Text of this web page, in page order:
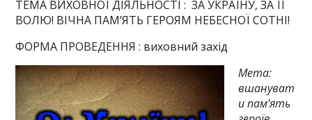
ТЕМА ВИХОВНОЇ ДІЯЛЬНОСТІ : ЗА УКРАЇНУ, ЗА ЇЇ
ВОЛЮ! ВІЧНА ПАМ’ЯТЬ ГЕРОЯМ НЕБЕСНОЇ СОТНІ!
ФОРМА ПРОВЕДЕННЯ : виховний захід
Мета:
вшануват
и пам’ять